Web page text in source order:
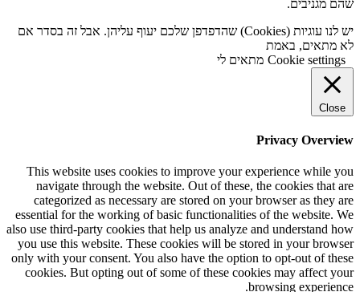
שהם מגניבים.
יש לנו עוגיות (Cookies) שהדפדפן שלכם יעוף עליהן. אבל זה בסדר אם
לא מתאים, באמת
Cookie settings מתאים לי
Close
Privacy Overview
This website uses cookies to improve your experience while you
navigate through the website. Out of these, the cookies that are
categorized as necessary are stored on your browser as they are
essential for the working of basic functionalities of the website. We
also use third-party cookies that help us analyze and understand how
you use this website. These cookies will be stored in your browser
only with your consent. You also have the option to opt-out of these
cookies. But opting out of some of these cookies may affect your
browsing experience.